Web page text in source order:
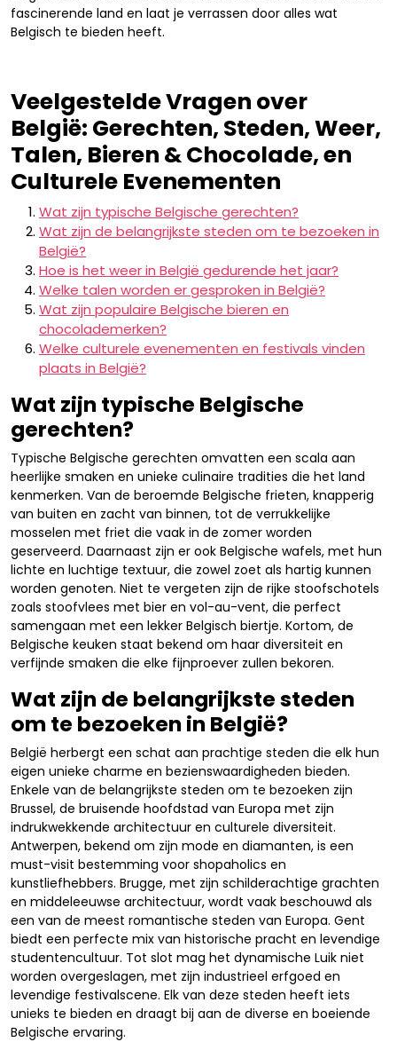
fascinerende land en laat je verrassen door alles wat
Belgisch te bieden heeft.
Veelgestelde Vragen over
België: Gerechten, Steden, Weer,
Talen, Bieren & Chocolade, en
Culturele Evenementen
Wat zijn typische Belgische gerechten?
Wat zijn de belangrijkste steden om te bezoeken in
België?
Hoe is het weer in België gedurende het jaar?
Welke talen worden er gesproken in België?
Wat zijn populaire Belgische bieren en
chocolademerken?
Welke culturele evenementen en festivals vinden
plaats in België?
Wat zijn typische Belgische
gerechten?
Typische Belgische gerechten omvatten een scala aan
heerlijke smaken en unieke culinaire tradities die het land
kenmerken. Van de beroemde Belgische frieten, knapperig
van buiten en zacht van binnen, tot de verrukkelijke
mosselen met friet die vaak in de zomer worden
geserveerd. Daarnaast zijn er ook Belgische wafels, met hun
lichte en luchtige textuur, die zowel zoet als hartig kunnen
worden genoten. Niet te vergeten zijn de rijke stoofschotels
zoals stoofvlees met bier en vol-au-vent, die perfect
samengaan met een lekker Belgisch biertje. Kortom, de
Belgische keuken staat bekend om haar diversiteit en
verfijnde smaken die elke fijnproever zullen bekoren.
Wat zijn de belangrijkste steden
om te bezoeken in België?
België herbergt een schat aan prachtige steden die elk hun
eigen unieke charme en bezienswaardigheden bieden.
Enkele van de belangrijkste steden om te bezoeken zijn
Brussel, de bruisende hoofdstad van Europa met zijn
indrukwekkende architectuur en culturele diversiteit.
Antwerpen, bekend om zijn mode en diamanten, is een
must-visit bestemming voor shopaholics en
kunstliefhebbers. Brugge, met zijn schilderachtige grachten
en middeleeuwse architectuur, wordt vaak beschouwd als
een van de meest romantische steden van Europa. Gent
biedt een perfecte mix van historische pracht en levendige
studentencultuur. Tot slot mag het dynamische Luik niet
worden overgeslagen, met zijn industrieel erfgoed en
levendige festivalscene. Elk van deze steden heeft iets
unieks te bieden en draagt bij aan de diverse en boeiende
Belgische ervaring.